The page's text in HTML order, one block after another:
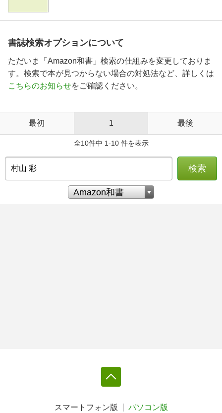
書誌検索オプションについて
ただいま「Amazon和書」検索の仕組みを変更しておりま
す。検索で本が見つからない場合の対処法など、詳しくは
こちらのお知らせをご確認ください。
最初 1 最後
全10件中 1-10 件を表示
検索
スマートフォン版 パソコン版